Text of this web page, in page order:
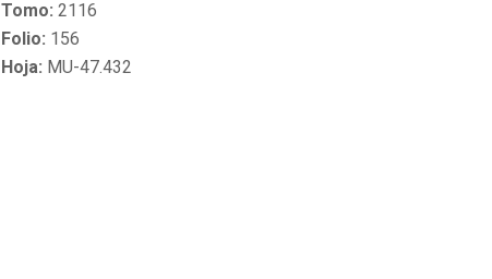
Tomo: 2116
Folio: 156
Hoja: MU-47.432